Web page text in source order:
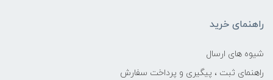
راهنمای خرید
شیوه های ارسال
راهنمای ثبت ، پیگیری و پرداخت سفارش